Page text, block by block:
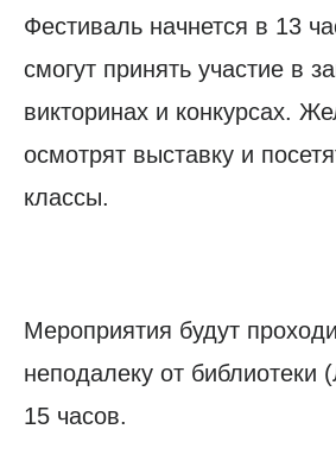
Фестиваль начнется в 13
смогут принять участие в
викторинах и конкурсах.
осмотрят выставку и
классы.
Мероприятия будут
неподалеку от библиотеки
15 часов.